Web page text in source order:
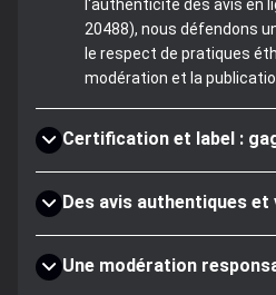
l'authenticité des avis en
20488), nous défendons
le respect de pratiques
modération et la
Certification et label :
Des avis authentiques et
Une modération